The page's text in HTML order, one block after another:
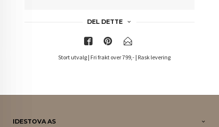
DEL DETTE
Stort utvalg | Fri frakt over 799,- | Rask levering
IDESTOVA AS